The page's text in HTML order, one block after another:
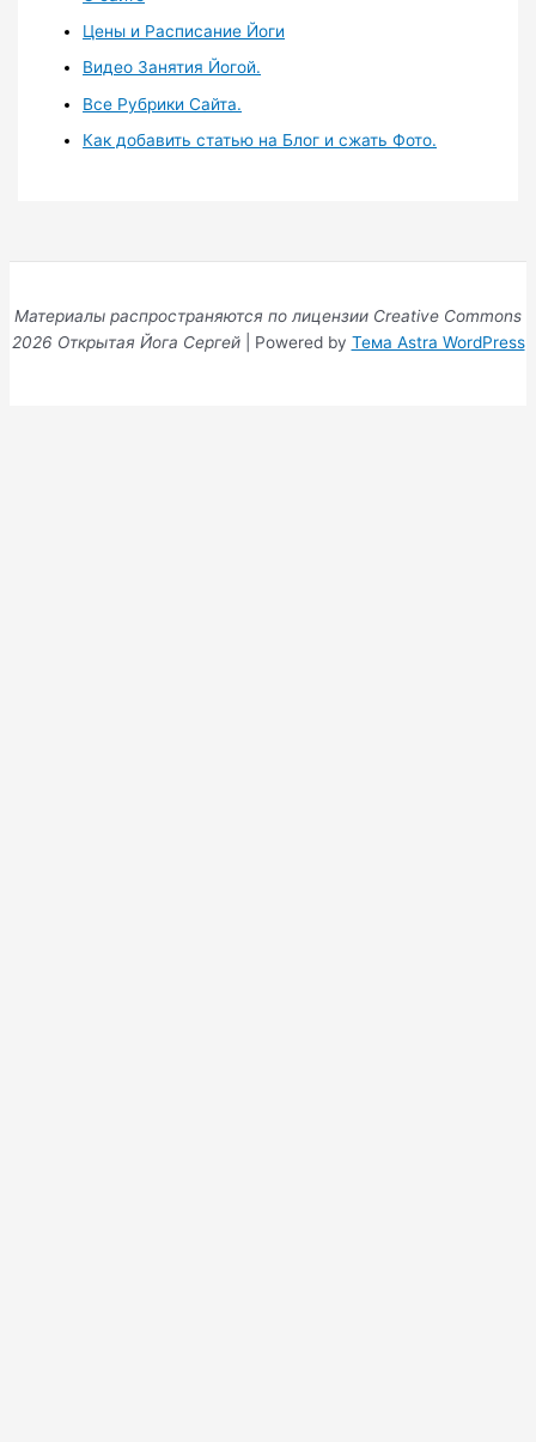
Цены и Расписание Йоги
Видео Занятия Йогой.
Все Рубрики Сайта.
Как добавить статью на Блог и сжать Фото.
Материалы распространяются по лицензии Creative Commons
2026 Открытая Йога Сергей| Powered by Тема Astra WordPress